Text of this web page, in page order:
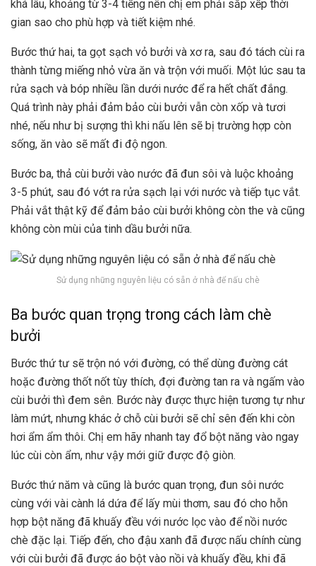
khá lâu, khoảng từ 3-4 tiếng nên chị em phải sắp xếp thời
gian sao cho phù hợp và tiết kiệm nhé.
Bước thứ hai, ta gọt sạch vỏ bưởi và xơ ra, sau đó tách cùi ra
thành từng miếng nhỏ vừa ăn và trộn với muối. Một lúc sau ta
rửa sạch và bóp nhiều lần dưới nước để ra hết chất đắng.
Quá trình này phải đảm bảo cùi bưởi vẫn còn xốp và tươi
nhé, nếu như bị sượng thì khi nấu lên sẽ bị trường hợp còn
sống, ăn vào sẽ mất đi độ ngon.
Bước ba, thả cùi bưởi vào nước đã đun sôi và luộc khoảng
3-5 phút, sau đó vớt ra rửa sạch lại với nước và tiếp tục vắt.
Phải vắt thật kỹ để đảm bảo cùi bưởi không còn the và cũng
không còn mùi của tinh dầu bưởi nữa.
Sử dụng những nguyên liệu có sẵn ở nhà để nấu chè
Ba bước quan trọng trong cách làm chè
bưởi
Bước thứ tư sẽ trộn nó với đường, có thể dùng đường cát
hoặc đường thốt nốt tùy thích, đợi đường tan ra và ngấm vào
cùi bưởi thì đem sên. Bước này được thực hiện tương tự như
làm mứt, nhưng khác ở chỗ cùi bưởi sẽ chỉ sên đến khi còn
hơi ẩm ẩm thôi. Chị em hãy nhanh tay đổ bột năng vào ngay
lúc cùi còn ẩm, như vậy mới giữ được độ giòn.
Bước thứ năm và cũng là bước quan trọng, đun sôi nước
cùng với vài cành lá dứa để lấy mùi thơm, sau đó cho hỗn
hợp bột năng đã khuấy đều với nước lọc vào để nồi nước
chè đặc lại. Tiếp đến, cho đậu xanh đã được nấu chính cùng
với cùi bưởi đã được áo bột vào nồi và khuấy đều, khi đã